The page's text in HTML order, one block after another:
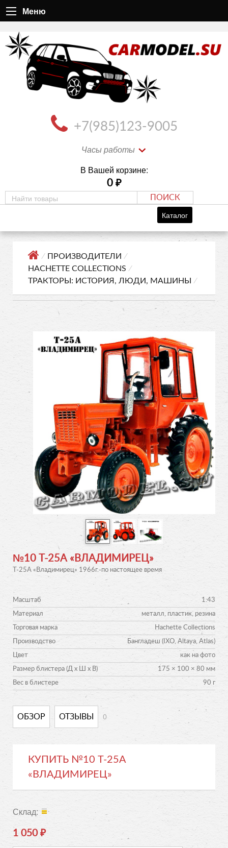
Меню
+7(985)123-9005
Часы работы
В Вашей корзине:
0 ₽
ПОИСК
Каталог
⁄ ПРОИЗВОДИТЕЛИ ⁄
HACHETTE COLLECTIONS ⁄
ТРАКТОРЫ: ИСТОРИЯ, ЛЮДИ, МАШИНЫ
⁄
№10 Т-25А «ВЛАДИМИРЕЦ»
Т-25А «Владимирец» 1966г.-по настоящее время
Масштаб 1:43
Материал металл, пластик, резина
Торговая марка Hachette Collections
Производство Бангладеш (IXO, Altaya, Atlas)
Цвет как на фото
Размер блистера (Д х Ш х В) 175 × 100 × 80 мм
Вес в блистере 90 г
ОБЗОР ОТЗЫВЫ 0
КУПИТЬ №10 Т-25А
«ВЛАДИМИРЕЦ»
Склад:
1 050 ₽